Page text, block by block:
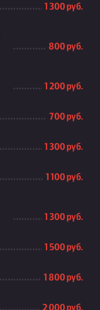
1 300 руб.
800 руб.
1 200 руб.
700 руб.
1 300 руб.
1 100 руб.
1 300 руб.
1 500 руб.
1 800 руб.
2 000 руб.